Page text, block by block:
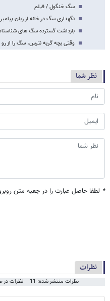
سگ خنگول / فیلم
نگهداری سگ در خانه از زبان
بازداشت گسترده سگ های
وقتی بچه گربه نترس، سگ را از
نظر شما
* لطفا حاصل عبارت را در جعبه متن
نظرات
نظرات منتشر شده: 11 نظرات در